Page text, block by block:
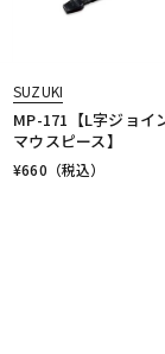
SUZUKI
MP-171【L字ジョイ
マウスピース】
¥660 （税込）